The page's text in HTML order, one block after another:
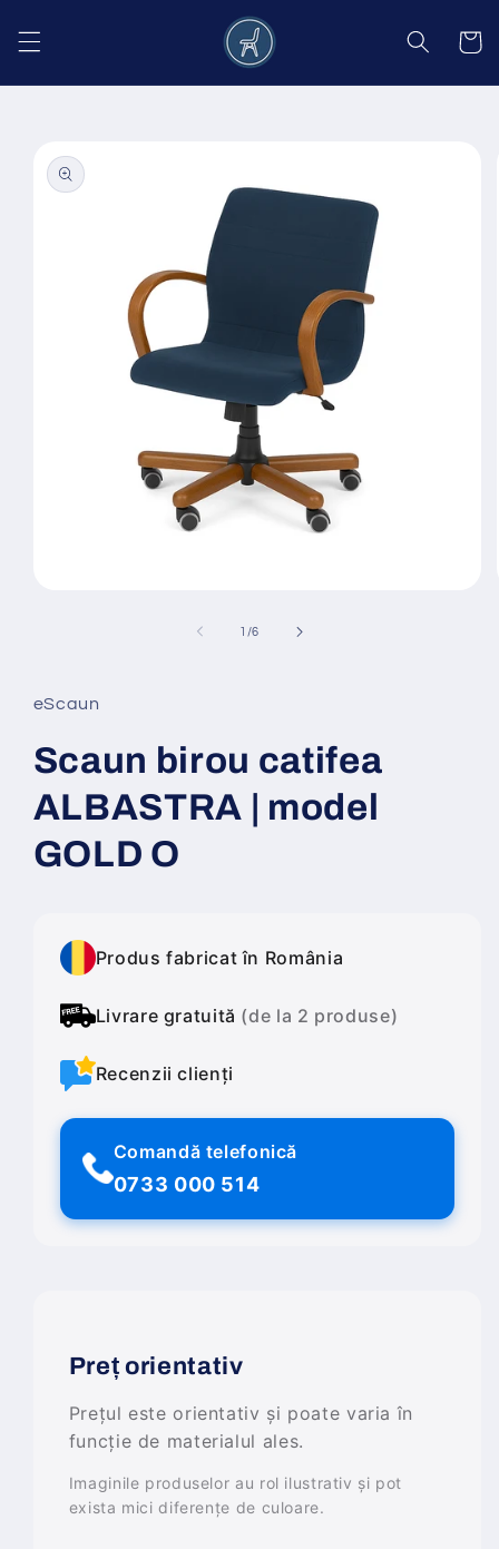
conținut
Coș
informațiile
despre
produs
fereastră
modală
1 /din
6
eScaun
Scaun birou catifea
ALBASTRA | model
GOLD O
Produs fabricat în România
Livrare gratuită (de la 2 produse)
Recenzii clienți
Comandă telefonică
0733 000 514
Preț orientativ
Prețul este orientativ și poate varia în
funcție de materialul ales.
Imaginile produselor au rol ilustrativ și pot
exista mici diferențe de culoare.